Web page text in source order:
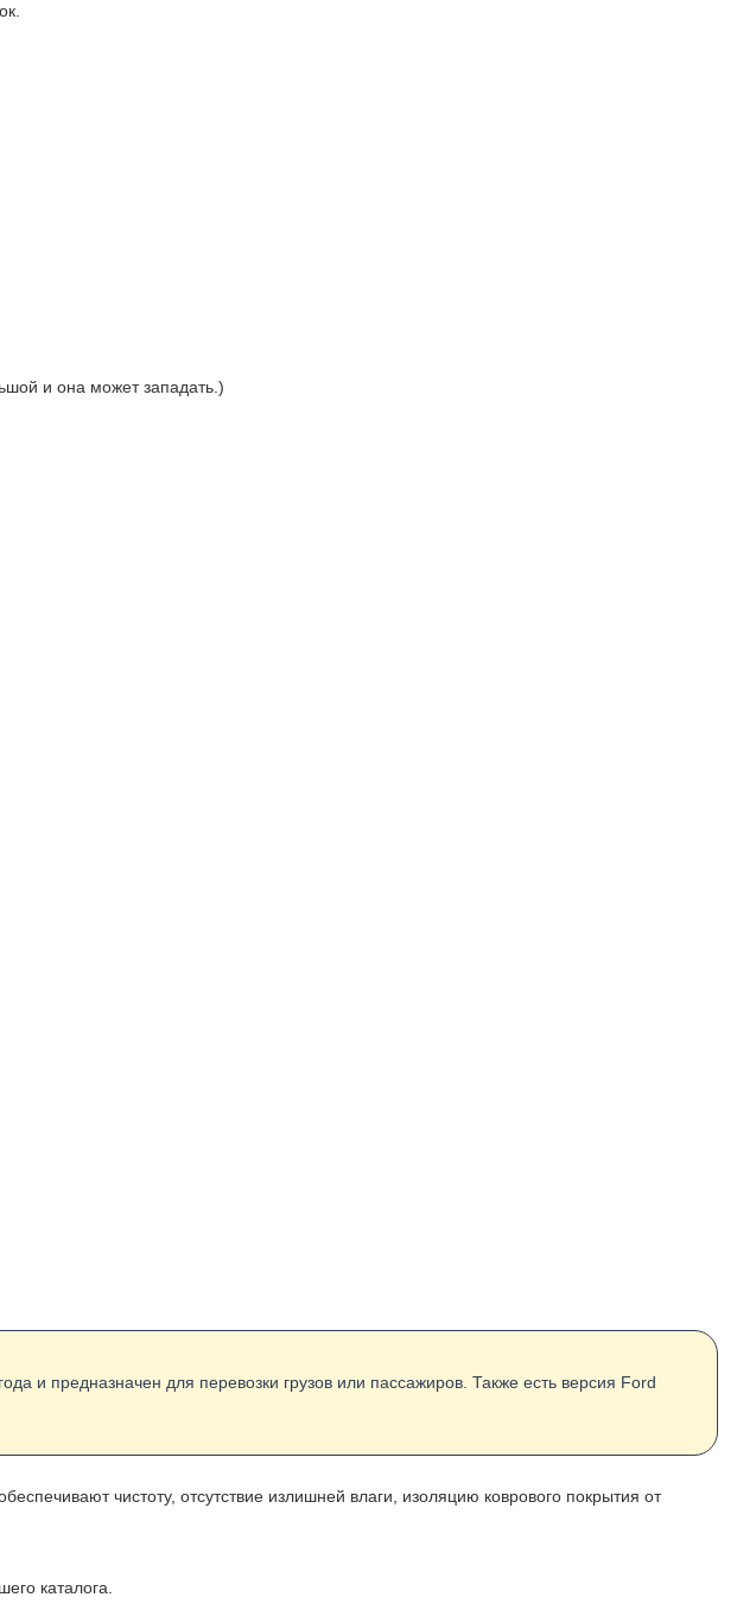
и она может западать.)
и предназначен для перевозки грузов или пассажиров. Также есть версия Ford
чистоту, отсутствие излишней влаги, изоляцию коврового покрытия от
каталога.